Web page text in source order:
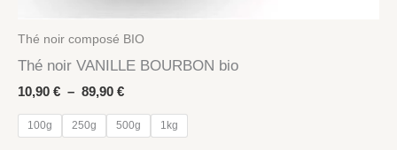
Thé noir composé BIO
Thé noir VANILLE BOURBON bio
10,90 € – 89,90 €Plage
prix :
10,90 €
100g 250g 500g 1kg